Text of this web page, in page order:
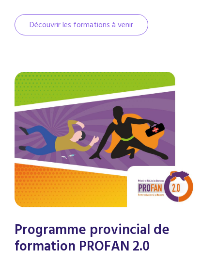
Découvrir les formations à venir
Programme provincial de
formation PROFAN 2.0